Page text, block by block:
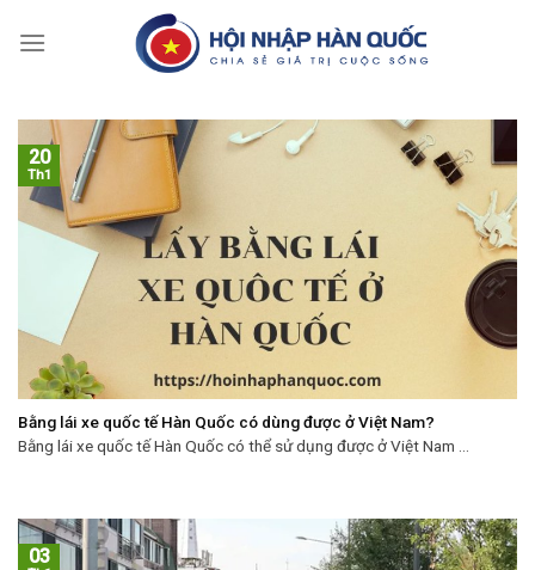
Bằng lái xe quốc tế Hàn Quốc có dùng được ở Việt Nam?
Bằng lái xe quốc tế Hàn Quốc có thể sử dụng được ở Việt Nam ...
20
Th1
03